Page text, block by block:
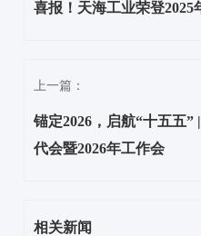
喜报！天海工业荣登2025
上一篇：
锚定2026，启航“十五五
代会暨2026年工作会
相关新闻